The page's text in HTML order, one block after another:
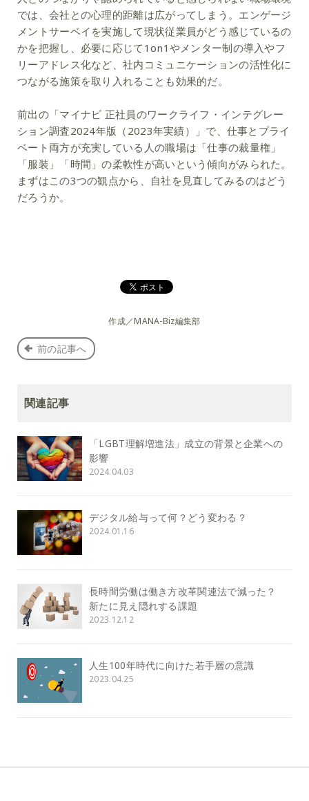
では、会社との心理的距離は広がってしまう。エンゲージ
メントサーベイを実施して現状従業員がどう感じているの
かを把握し、必要に応じて1on1やメンター制の導入やフ
リーアドレス化など、社内コミュニケーションの活性化に
つながる施策を取り入れることも効果的だ。
前出の「マイナビ 正社員のワークライフ・インテグレー
ション調査2024年版（2023年実績）」で、仕事とプライ
ベート両方が充実している人の職場は「仕事の裁量権」
「服装」「時間」の柔軟性が高いという傾向がみられた。
まずはこの3つの観点から、自社を見直してみるのはどう
だろうか。
作成／MANA-Biz編集部
前の記事へ
関連記事
「LGBT理解増進法」成立の背景と企業への
影響
2024.04.03
デジタル給与って何？どう変わる？
2024.01.16
長時間労働は働き方改革関連法で減った？
新たに見え隠れする課題
2023.12.12
人生100年時代に向けた若手層の意識
2023.04.25